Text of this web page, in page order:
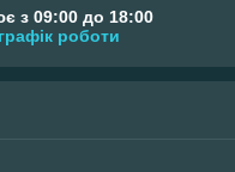
з 09:00 до 18:00
роботи